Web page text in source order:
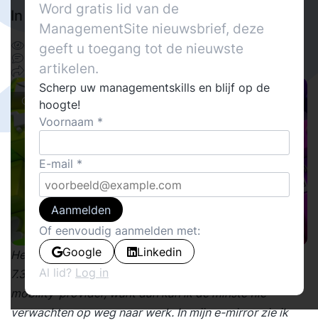
In 3 stappen Valentijn De Jong
15583
Delen
Columns
Het is 14 september 2032. De wekker schreeuwt om
7.32 uur uit volle borst. Een handige tijd volgens mijn
mobility-provider, want dan kan ik de minste file
verwachten op weg naar werk. In mijn e-mirror zie ik
Word gratis lid van de
ManagementSite nieuwsbrief, deze
geeft u toegang tot de nieuwste
artikelen.
Scherp uw managementskills en blijf op de
hoogte!
Voornaam
E-mail
Aanmelden
Of eenvoudig aanmelden met:
Google
Linkedin
Al lid? Log in